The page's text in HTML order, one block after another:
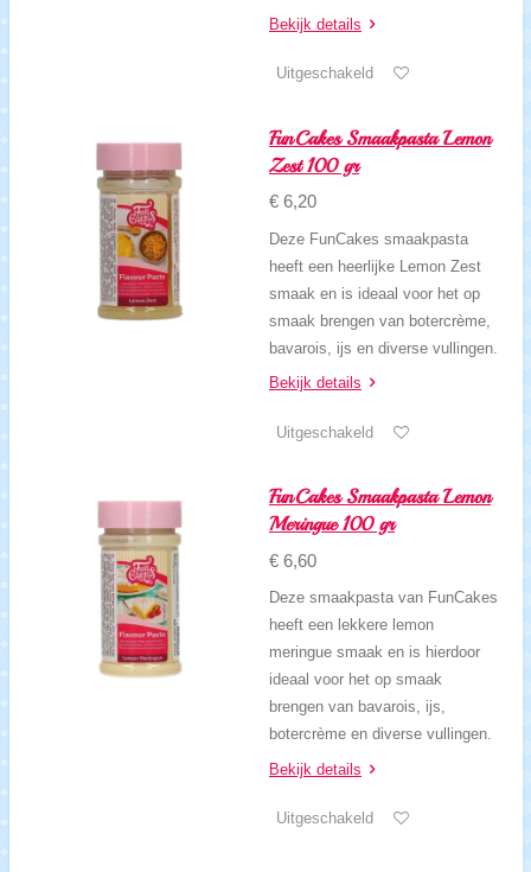
Bekijk details
Uitgeschakeld
FunCakes Smaakpasta Lemon
Zest 100 gr
€ 6,20
Deze FunCakes smaakpasta
heeft een heerlijke Lemon Zest
smaak en is ideaal voor het op
smaak brengen van botercrème,
bavarois, ijs en diverse vullingen.
Bekijk details
Uitgeschakeld
FunCakes Smaakpasta Lemon
Meringue 100 gr
€ 6,60
Deze smaakpasta van FunCakes
heeft een lekkere lemon
meringue smaak en is hierdoor
ideaal voor het op smaak
brengen van bavarois, ijs,
botercrème en diverse vullingen.
Bekijk details
Uitgeschakeld